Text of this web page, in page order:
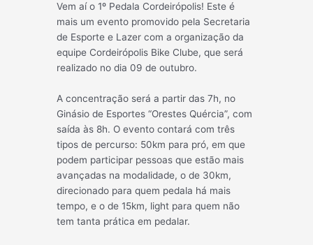
Vem aí o 1º Pedala Cordeirópolis! Este é
mais um evento promovido pela Secretaria
de Esporte e Lazer com a organização da
equipe Cordeirópolis Bike Clube, que será
realizado no dia 09 de outubro.
A concentração será a partir das 7h, no
Ginásio de Esportes “Orestes Quércia”, com
saída às 8h. O evento contará com três
tipos de percurso: 50km para pró, em que
podem participar pessoas que estão mais
avançadas na modalidade, o de 30km,
direcionado para quem pedala há mais
tempo, e o de 15km, light para quem não
tem tanta prática em pedalar.